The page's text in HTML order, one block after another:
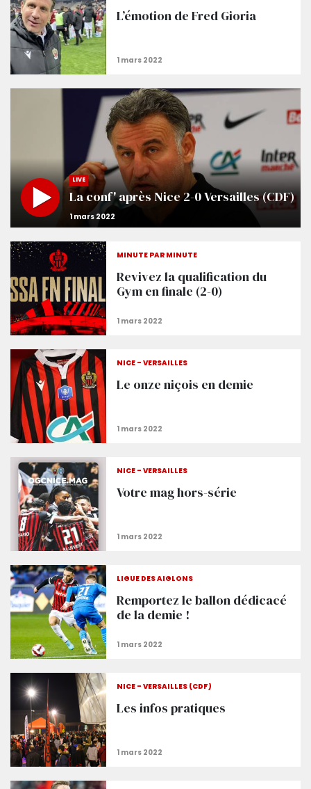
L’émotion de Fred Gioria
LIVE
La conf' après Nice 2-0 Versailles (CDF)
MINUTE PAR MINUTE
Revivez la qualification du
Gym en finale (2-0)
NICE - VERSAILLES
Le onze niçois en demie
NICE - VERSAILLES
Votre mag hors-série
LIGUE DES AIGLONS
Remportez le ballon dédicacé
de la demie !
NICE - VERSAILLES (CDF)
Les infos pratiques